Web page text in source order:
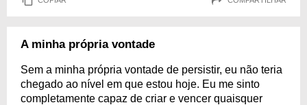
A minha própria vontade
Sem a minha própria vontade de persistir, eu não teria
chegado ao nível em que estou hoje. Eu me sinto
completamente capaz de criar e vencer quaisquer